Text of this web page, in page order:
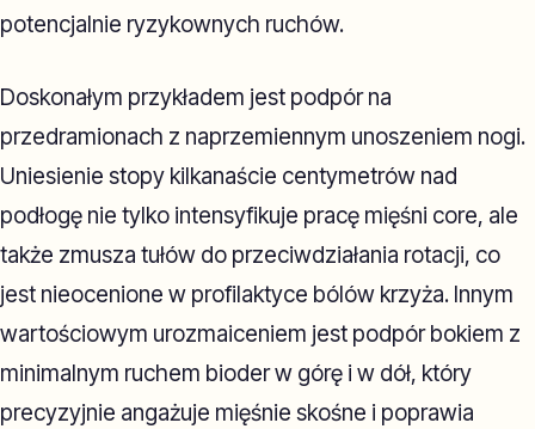
potencjalnie ryzykownych ruchów.
Doskonałym przykładem jest podpór na
przedramionach z naprzemiennym unoszeniem nogi.
Uniesienie stopy kilkanaście centymetrów nad
podłogę nie tylko intensyfikuje pracę mięśni core, ale
także zmusza tułów do przeciwdziałania rotacji, co
jest nieocenione w profilaktyce bólów krzyża. Innym
wartościowym urozmaiceniem jest podpór bokiem z
minimalnym ruchem bioder w górę i w dół, który
precyzyjnie angażuje mięśnie skośne i poprawia